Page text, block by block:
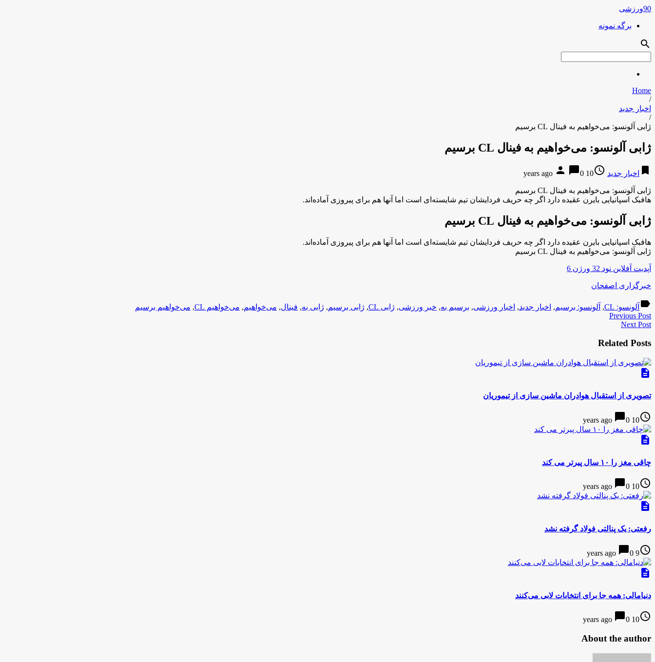
90ورزشی
برگه نمونه
search
Home
/
اخبار جدید
/
ژابی آلونسو: می‌خواهیم به فینال CL برسیم
ژابی آلونسو: می‌خواهیم به فینال CL برسیم
bookmark اخبار جدید access_time
10 years ago
person chat_bubble0
ژابی آلونسو: می‌خواهیم به فینال CL برسیم
هافبک اسپانیایی بایرن عقیده دارد اگر چه حریف فردایشان تیم شایسته‌ای است اما آنها هم برای پیروزی آماده‌اند.
ژابی آلونسو: می‌خواهیم به فینال CL برسیم
هافبک اسپانیایی بایرن عقیده دارد اگر چه حریف فردایشان تیم شایسته‌ای است اما آنها هم برای پیروزی آماده‌اند.
ژابی آلونسو: می‌خواهیم به فینال CL برسیم
آپدیت آفلاین نود 32 ورژن 6
خبرگزاری اصفحان
label آلونسو: CL , آلونسو: برسیم, اخبار جدید, اخبار ورزشی, برسیم به, خبر ورزشی, ژابی CL , ژابی برسیم, ژابی به, فینال, می‌خواهیم, می‌خواهیم CL , می‌خواهیم برسیم
Previous Post
Next Post
Related Posts
description
تصویری از استقبال هوادران ماشین سازی از تیموریان
access_time
10 years ago
chat_bubble0
description
چاقی مغز را ۱۰ سال پیرتر می کند
access_time
10 years ago
chat_bubble0
description
رفعتی: یک پنالتی فولاد گرفته نشد
access_time
9 years ago
chat_bubble0
description
دنیامالی: همه جا برای انتخابات لابی می‌کنند
access_time
10 years ago
chat_bubble0
About the author